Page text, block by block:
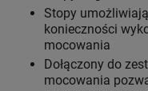
Stopy
konieczności
mocowania
Dołączony do
mocowania